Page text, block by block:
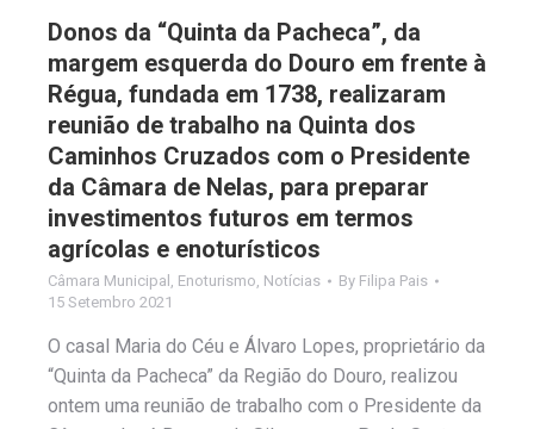
Donos da “Quinta da Pacheca”, da
margem esquerda do Douro em frente à
Régua, fundada em 1738, realizaram
reunião de trabalho na Quinta dos
Caminhos Cruzados com o Presidente
da Câmara de Nelas, para preparar
investimentos futuros em termos
agrícolas e enoturísticos
Câmara Municipal , Enoturismo, Notícias By Filipa Pais
15 Setembro 2021
O casal Maria do Céu e Álvaro Lopes, proprietário da
“Quinta da Pacheca” da Região do Douro, realizou
ontem uma reunião de trabalho com o Presidente da